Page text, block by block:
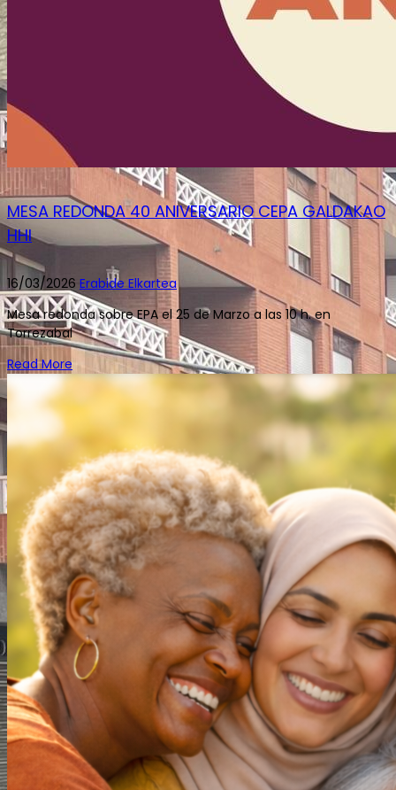
MESA REDONDA 40 ANIVERSARIO CEPA GALDAKAO
HHI
16/03/2026 Erabide Elkartea
Mesa redonda sobre EPA el 25 de Marzo a las 10 h. en
Torrezabal
Read More